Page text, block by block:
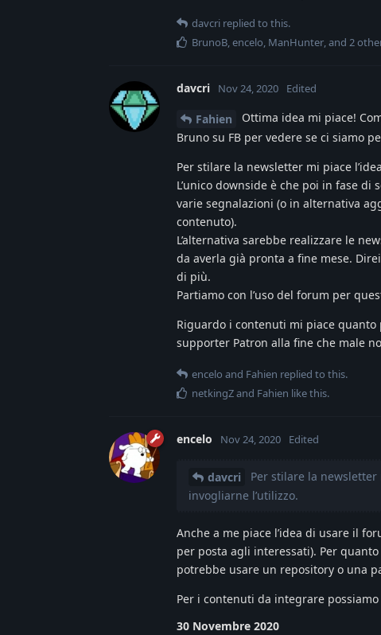
davcri replied to this.
BrunoB,encelo, ManHunter, and 2
davcri Nov 24, 2020 Edited
Fahien
Ottima idea mi piace!
Bruno su FB per vedere se ci siamo
Per stilare la newsletter mi piace
L’unico downside è che poi in fase
varie segnalazioni (o in alternativa
contenuto).
L’alternativa sarebbe realizzare le
da averla già pronta a fine mese.
di più.
Partiamo con l’uso del forum per
Riguardo i contenuti mi piace
supporter Patron alla fine che male
encelo and Fahien replied to this.
netkingZand Fahien like this.
encelo Nov 24, 2020 Edited
davcri
Per stilare la
invogliarne l’utilizzo.
Anche a me piace l’idea di usare il
per posta agli interessati). Per
potrebbe usare un repository o una
Per i contenuti da integrare
30 Novembre 2020